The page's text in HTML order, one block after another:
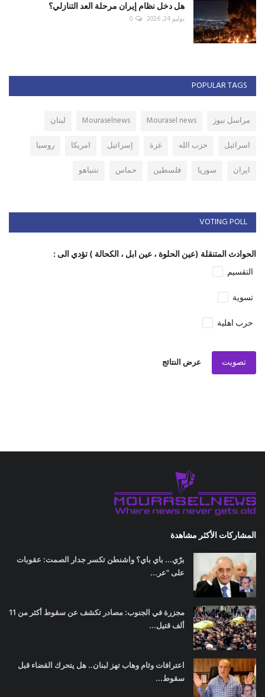
هل دخل نظام إيران مرحلة العد التنازلي؟
يوليو 24, 2026 0
POPULAR TAGS
مراسل نيوز Mourasel news
Mouraselnews
لبنان
اسرائيل
حزب الله غزة إسرائيل امريكا
روسيا
ايران
سوريا فلسطين حماس نتنياهو
VOTING POLL
الحوادث المتنقلة (عين الحلوة ، عين ابل ، الكحالة ) تؤدي الى :
التقسيم
تسوية
حرب اهلية
تصويت عرض النتائج
المشاركات الأكثر مشاهدة
برّي... باي باي؟ واشنطن تكسر جدار الصمت: عقوبات
على "عر...
مجزرة في الجنوب: مصادر تكشف عن سقوط أكثر من 11
ألف قتيل...
اعترافات وئام وهاب تهز لبنان.. هل يتحرك القضاء قبل
سقوط...